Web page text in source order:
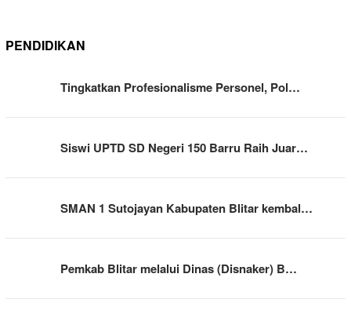
PENDIDIKAN
Tingkatkan Profesionalisme Personel, Pol…
Siswi UPTD SD Negeri 150 Barru Raih Juar…
SMAN 1 Sutojayan Kabupaten Blitar kembal…
Pemkab Blitar melalui Dinas (Disnaker) B…